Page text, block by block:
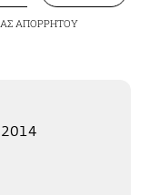
ΑΠΟΡΡΗΤΟΥ